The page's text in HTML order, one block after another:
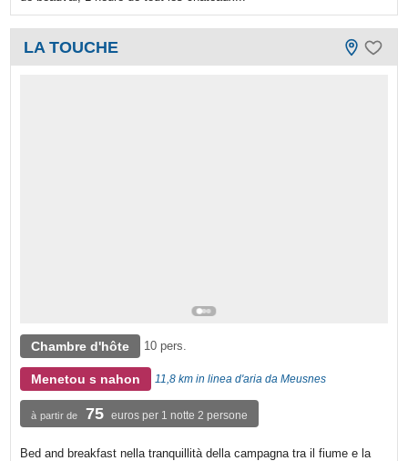
LA TOUCHE
Chambre d'hôte 10 pers.
Menetou s nahon 11,8 km in linea d'aria da Meusnes
à partir de 75 euros per 1 notte 2 persone
Bed and breakfast nella tranquillità della campagna tra il fiume e la